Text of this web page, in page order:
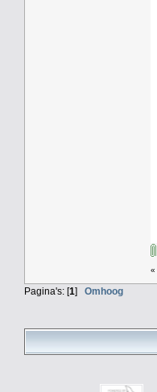
«
Pagina's: [1] Omhoog